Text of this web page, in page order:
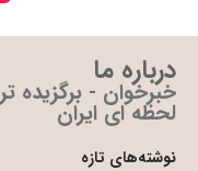
درباره ما
خبرخوان - برگزیده
لحظه ای ایران
نوشته‌های تازه